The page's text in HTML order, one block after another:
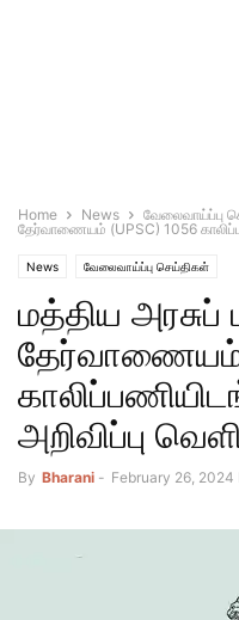
Home News வேலைவாய்ப்பு
தேர்வாணையம் (UPSC) 1056
News வேலைவாய்ப்பு செய்திகள்
மத்திய
தேர்வாணையம்
அறிவிப்பு
By Bharani - February 26, 2024